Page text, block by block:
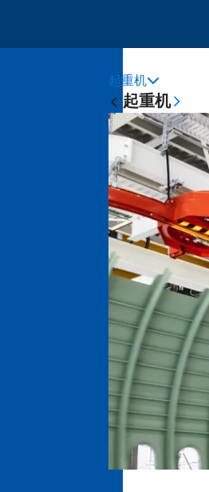
Sticky
Main
起重机
起重机